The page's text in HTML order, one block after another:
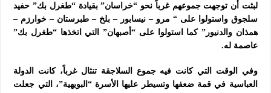
لبثت أن توجهت جموعهم غرباً نحو “خراسان” بقيادة “طغرل بك” حفيد
سلجوق واستولوا على “ مرو – نيسابور – بلخ – طبرستان – خوارزم –
همذان والدنيور” كما استولوا على “أصبهان” التي اتخذها “طغرل بك”
عاصمة له.
وفي الوقت التي كانت فيه جموع السلاجقة تنثال غرباً، كانت الدولة
العباسية في قمة ضعفها وتسيطر عليها الأسرة “البويهية”، التي جعلت